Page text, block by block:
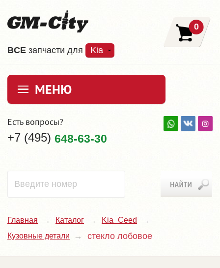
ВCE запчасти для Kia
0
МЕНЮ
Есть вопросы?
+7 (495) 648-63-30
Главная Каталог
Kia_Ceed
Кузовные детали
стекло лобовое